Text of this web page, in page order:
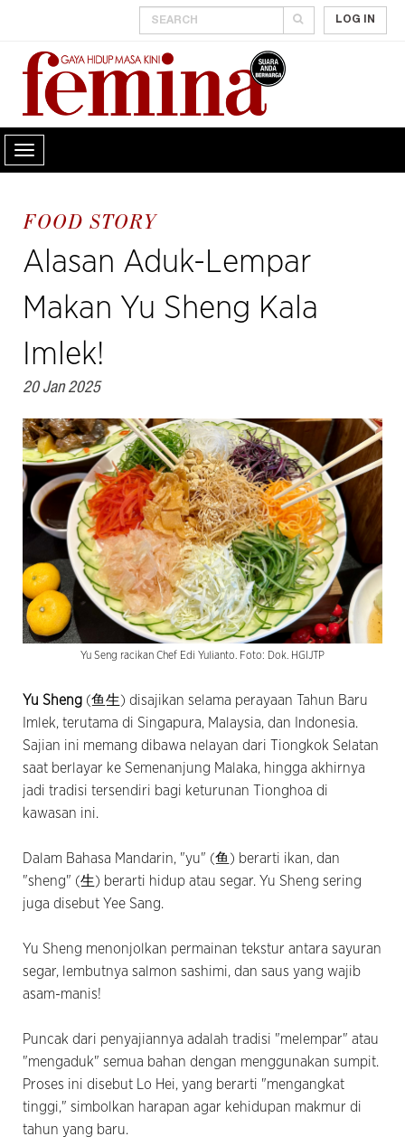
LOG IN
FOOD STORY
Alasan Aduk-Lempar
Makan Yu Sheng Kala
Imlek!
20 Jan 2025
Yu Seng racikan Chef Edi Yulianto. Foto: Dok. HGIJTP
Yu Sheng (鱼生) disajikan selama perayaan Tahun Baru
Imlek, terutama di Singapura, Malaysia, dan Indonesia.
Sajian ini memang dibawa nelayan dari Tiongkok Selatan
saat berlayar ke Semenanjung Malaka, hingga akhirnya
jadi tradisi tersendiri bagi keturunan Tionghoa di
kawasan ini.
Dalam Bahasa Mandarin, "yu" (鱼) berarti ikan, dan
"sheng" (生) berarti hidup atau segar. Yu Sheng sering
juga disebut Yee Sang.
Yu Sheng menonjolkan permainan tekstur antara sayuran
segar, lembutnya salmon sashimi, dan saus yang wajib
asam-manis!
Puncak dari penyajiannya adalah tradisi "melempar" atau
"mengaduk" semua bahan dengan menggunakan sumpit.
Proses ini disebut Lo Hei, yang berarti "mengangkat
tinggi," simbolkan harapan agar kehidupan makmur di
tahun yang baru.